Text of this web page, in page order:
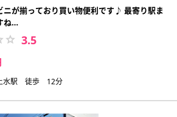
ニが揃っており買い物便利です♪ 最寄り駅ま
ね…
3.5
水駅 徒歩 12分